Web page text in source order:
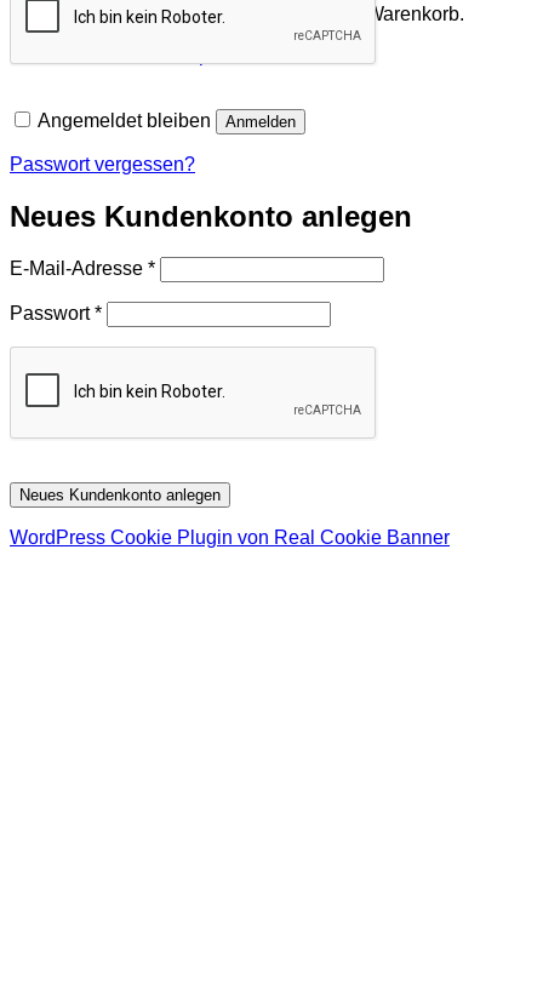
Es befinden sich keine Produkte im Warenkorb.
Angemeldet bleiben Anmelden
Passwort vergessen?
Neues Kundenkonto anlegen
E-Mail-Adresse *Erforderlich
Passwort*Erforderlich
Neues Kundenkonto anlegen
WordPress Cookie Plugin von Real Cookie Banner